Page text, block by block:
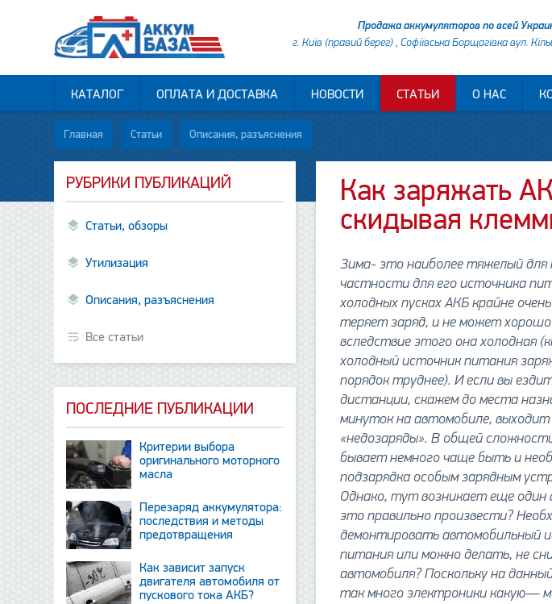
Продажа аккумуляторов по всей
г. Київ (правий берег) , Софіївська Борщагівка вул.
КАТАЛОГ ОПЛАТА И ДОСТАВКА НОВОСТИ СТАТЬИ О НАС
Главная Статьи Описания, разъяснения
Как заряжать
скидывая
Зима- это наиболее тяжелый
частности для его источника
холодных пусках АКБ крайне
теряет заряд, и не может
вследствие этого она холодная
холодный источник питания
порядок труднее). И если вы
дистанции, скажем до места
минуток на автомобиле, выходит
«недозаряды». В общей
бывает немного чаще быть и
подзарядка особым зарядным
Однако, тут возникает еще один
это правильно произвести?
демонтировать автомобильный
питания или можно делать, не
автомобиля? Поскольку на
так много электроники какую—
РУБРИКИ ПУБЛИКАЦИЙ
Статьи, обзоры
Утилизация
Описания, разъяснения
Все статьи
ПОСЛЕДНИЕ ПУБЛИКАЦИИ
Критерии выбора
оригинального моторного
масла
Перезаряд аккумулятора:
последствия и методы
предотвращения
Как зависит запуск
двигателя автомобиля от
пускового тока АКБ?